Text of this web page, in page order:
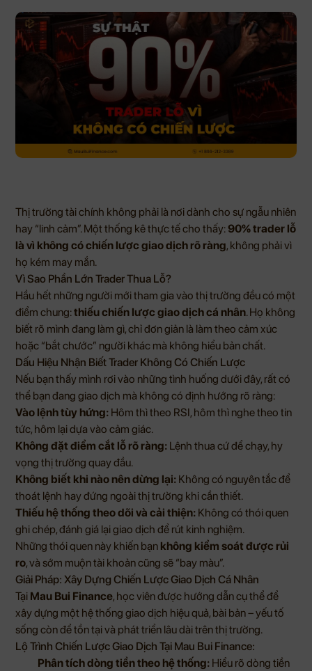
Thị trường tài chính không phải là nơi dành cho sự ngẫu nhiên
hay “linh cảm”. Một thống kê thực tế cho thấy:90% trader lỗ
là vì không có chiến lược giao dịch rõ ràng, không phải vì
họ kém may mắn.
Vì Sao Phần Lớn Trader Thua Lỗ?
Hầu hết những người mới tham gia vào thị trường đều có một
điểm chung:thiếu chiến lược giao dịch cá nhân. Họ không
biết rõ mình đang làm gì, chỉ đơn giản là làm theo cảm xúc
hoặc “bắt chước” người khác mà không hiểu bản chất.
Dấu Hiệu Nhận Biết Trader Không Có Chiến Lược
Nếu bạn thấy mình rơi vào những tình huống dưới đây, rất có
thể bạn đang giao dịch mà không có định hướng rõ ràng:
Vào lệnh tùy hứng: Hôm thì theo RSI, hôm thì nghe theo tin
tức, hôm lại dựa vào cảm giác.
Không đặt điểm cắt lỗ rõ ràng: Lệnh thua cứ để chạy, hy
vọng thị trường quay đầu.
Không biết khi nào nên dừng lại: Không có nguyên tắc để
thoát lệnh hay đứng ngoài thị trường khi cần thiết.
Thiếu hệ thống theo dõi và cải thiện: Không có thói quen
ghi chép, đánh giá lại giao dịch để rút kinh nghiệm.
Những thói quen này khiến bạn không kiểm soát được rủi
ro, và sớm muộn tài khoản cũng sẽ “bay màu”.
Giải Pháp: Xây Dựng Chiến Lược Giao Dịch Cá Nhân
Tại Mau Bui Finance, học viên được hướng dẫn cụ thể để
xây dựng một hệ thống giao dịch hiệu quả, bài bản – yếu tố
sống còn để tồn tại và phát triển lâu dài trên thị trường.
Lộ Trình Chiến Lược Giao Dịch Tại Mau Bui Finance:
Phân tích dòng tiền theo hệ thống: Hiểu rõ dòng tiền